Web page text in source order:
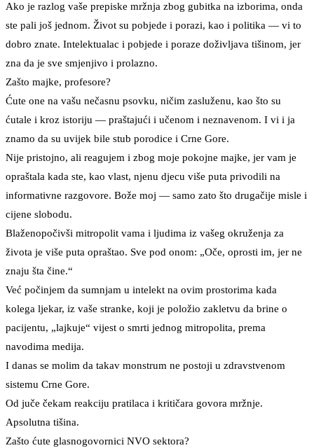
Ako je razlog vaše prepiske mržnja zbog gubitka na izborima, onda
ste pali još jednom. Život su pobjede i porazi, kao i politika — vi to
dobro znate. Intelektualac i pobjede i poraze doživljava tišinom, jer
zna da je sve smjenjivo i prolazno.
Zašto majke, profesore?
Ćute one na vašu nečasnu psovku, ničim zasluženu, kao što su
ćutale i kroz istoriju — praštajući i učenom i neznavenom. I vi i ja
znamo da su uvijek bile stub porodice i Crne Gore.
Nije pristojno, ali reagujem i zbog moje pokojne majke, jer vam je
opraštala kada ste, kao vlast, njenu djecu više puta privodili na
informativne razgovore. Bože moj — samo zato što drugačije misle i
cijene slobodu.
Blaženopočivši mitropolit vama i ljudima iz vašeg okruženja za
života je više puta opraštao. Sve pod onom: „Oče, oprosti im, jer ne
znaju šta čine.“
Već počinjem da sumnjam u intelekt na ovim prostorima kada
kolega ljekar, iz vaše stranke, koji je položio zakletvu da brine o
pacijentu, „lajkuje“ vijest o smrti jednog mitropolita, prema
navodima medija.
I danas se molim da takav monstrum ne postoji u zdravstvenom
sistemu Crne Gore.
Od juče čekam reakciju pratilaca i kritičara govora mržnje.
Apsolutna tišina.
Zašto ćute glasnogovornici NVO sektora?